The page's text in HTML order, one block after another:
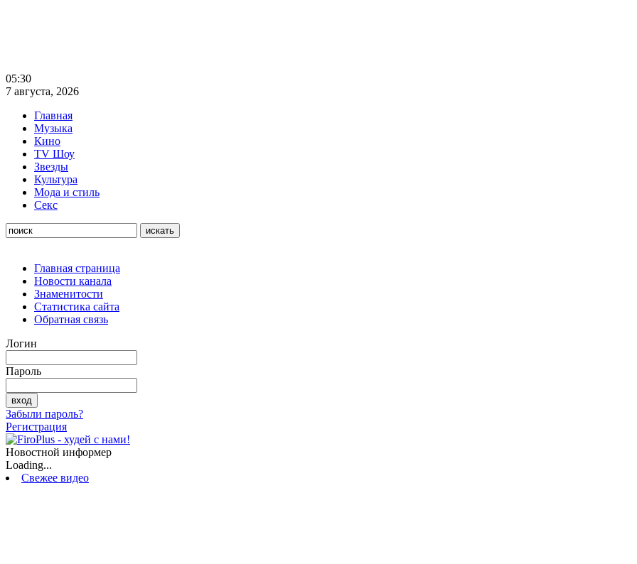
05:30
7 августа, 2026
Главная
Музыка
Кино
TV Шоу
Звезды
Культура
Мода и стиль
Секс
Главная страница
Новости канала
Знаменитости
Статистика сайта
Обратная связь
Логин
Пароль
Забыли пароль?
Регистрация
Новостной информер
Loading...
Свежее видео